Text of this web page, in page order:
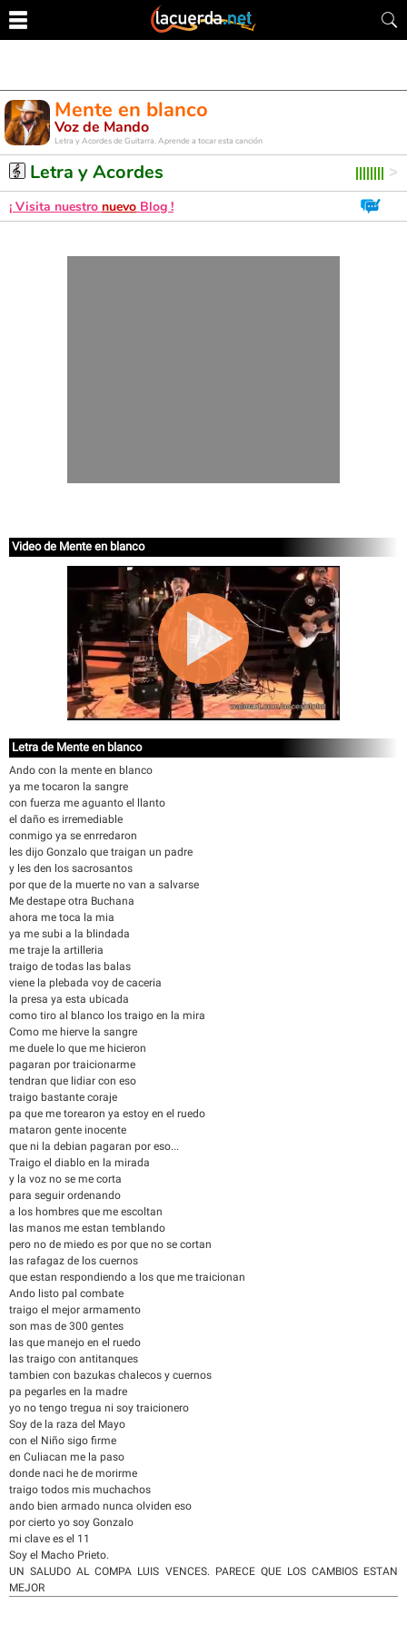
Mente en blanco
Voz de Mando
Letra y Acordes de Guitarra. Aprende a tocar esta canción
Letra y Acordes
¡ Visita nuestro nuevo Blog !
Video de Mente en blanco
Letra de Mente en blanco
Ando con la mente en blanco
ya me tocaron la sangre
con fuerza me aguanto el llanto
el daño es irremediable
conmigo ya se enrredaron
les dijo Gonzalo que traigan un padre
y les den los sacrosantos
por que de la muerte no van a salvarse
Me destape otra Buchana
ahora me toca la mia
ya me subi a la blindada
me traje la artilleria
traigo de todas las balas
viene la plebada voy de caceria
la presa ya esta ubicada
como tiro al blanco los traigo en la mira
Como me hierve la sangre
me duele lo que me hicieron
pagaran por traicionarme
tendran que lidiar con eso
traigo bastante coraje
pa que me torearon ya estoy en el ruedo
mataron gente inocente
que ni la debian pagaran por eso...
Traigo el diablo en la mirada
y la voz no se me corta
para seguir ordenando
a los hombres que me escoltan
las manos me estan temblando
pero no de miedo es por que no se cortan
las rafagaz de los cuernos
que estan respondiendo a los que me traicionan
Ando listo pal combate
traigo el mejor armamento
son mas de 300 gentes
las que manejo en el ruedo
las traigo con antitanques
tambien con bazukas chalecos y cuernos
pa pegarles en la madre
yo no tengo tregua ni soy traicionero
Soy de la raza del Mayo
con el Niño sigo firme
en Culiacan me la paso
donde naci he de morirme
traigo todos mis muchachos
ando bien armado nunca olviden eso
por cierto yo soy Gonzalo
mi clave es el 11
Soy el Macho Prieto.
UN SALUDO AL COMPA LUIS VENCES. PARECE QUE LOS CAMBIOS ESTAN
MEJOR